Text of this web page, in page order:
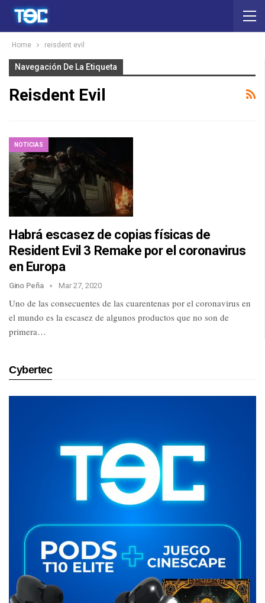
Home reisdent evil
Navegación De La Etiqueta
Reisdent Evil
NOTICIAS
Habrá escasez de copias físicas de
Resident Evil 3 Remake por el coronavirus
en Europa
Gino Peña Mar 27, 2020
Uno de las consecuentes de las cuarentenas por el coronavirus en
el mundo es la escasez de algunos productos que no son de
primera…
Cybertec